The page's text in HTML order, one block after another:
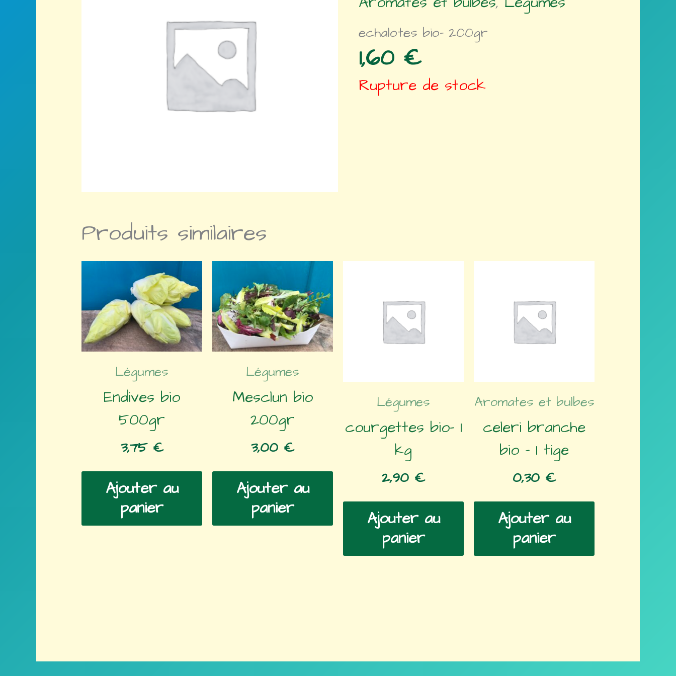
echalotes bio- 200gr
1,60 €
Rupture de stock
Produits similaires
Légumes
Endives bio
500gr
3,75 €
Ajouter au
panier
Légumes
Mesclun bio
200gr
3,00 €
Ajouter au
panier
Légumes
courgettes bio- 1
kg
2,90 €
Ajouter au
panier
Aromates et bulbes
celeri branche
bio – 1 tige
0,30 €
Ajouter au
panier